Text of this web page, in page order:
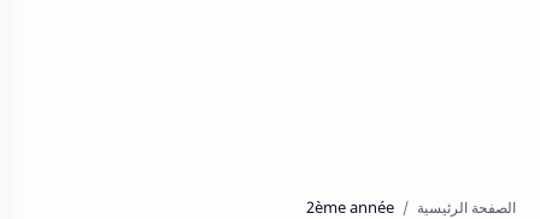
الصفحة الرئيسية 2ème année